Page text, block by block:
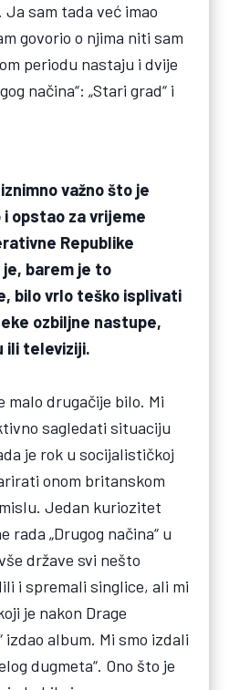
sam tada već imao
govorio o njima niti sam
periodu nastaju i dvije
načina“: „Stari grad“ i
važno što je
i opstao za vrijeme
Republike
barem je to
bilo vrlo teško isplivati
ozbiljne nastupe,
ili televiziji.
malo drugačije bilo. Mi
sagledati situaciju
je rok u socijalističkoj
onom britanskom
Jedan kuriozitet
rada „Drugog načina“ u
države svi nešto
i spremali singlice, ali mi
je nakon Drage
izdao album. Mi smo izdali
dugmeta“. Ono što je